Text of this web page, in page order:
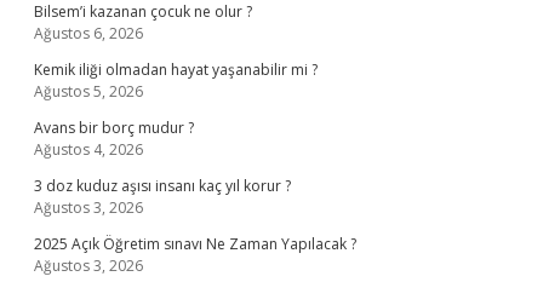
Bilsem’i kazanan çocuk ne olur ?
Ağustos 6, 2026
Kemik iliği olmadan hayat yaşanabilir mi ?
Ağustos 5, 2026
Avans bir borç mudur ?
Ağustos 4, 2026
3 doz kuduz aşısı insanı kaç yıl korur ?
Ağustos 3, 2026
2025 Açık Öğretim sınavı Ne Zaman Yapılacak ?
Ağustos 3, 2026